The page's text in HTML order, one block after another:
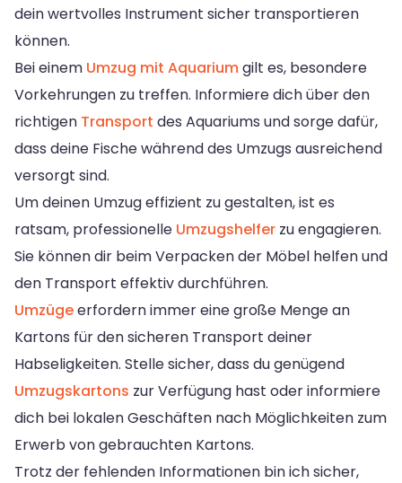
dein wertvolles Instrument sicher transportieren
können.
Bei einem Umzug mit Aquariumgilt es, besondere
Vorkehrungen zu treffen. Informiere dich über den
richtigen Transport des Aquariums und sorge dafür,
dass deine Fische während des Umzugs ausreichend
versorgt sind.
Um deinen Umzug effizient zu gestalten, ist es
ratsam, professionelle Umzugshelfer zu engagieren.
Sie können dir beim Verpacken der Möbel helfen und
den Transport effektiv durchführen.
Umzügeerfordern immer eine große Menge an
Kartons für den sicheren Transport deiner
Habseligkeiten. Stelle sicher, dass du genügend
Umzugskartons zur Verfügung hast oder informiere
dich bei lokalen Geschäften nach Möglichkeiten zum
Erwerb von gebrauchten Kartons.
Trotz der fehlenden Informationen bin ich sicher,